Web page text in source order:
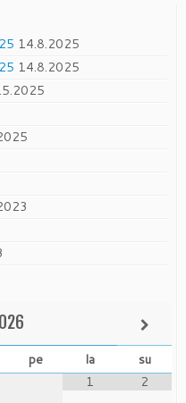
14.8.2025
14.8.2025
pe la
su
1
2